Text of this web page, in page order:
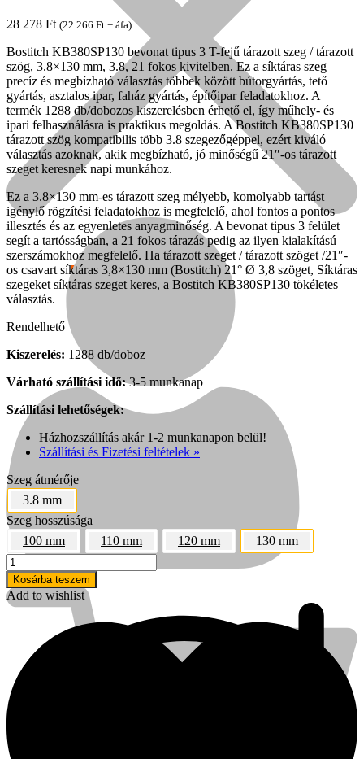
Népszerű!
Fiók
28 278 Ft (22 266 Ft + áfa)
Bostitch KB380SP130 bevonat tipus 3 T-fejű tárazott szeg / tárazott
szög, 3.8×130 mm, 3.8, 21 fokos kivitelben. Ez a síktáras szeg
precíz és megbízható választás többek között bútorgyártás, tető
gyártás, asztalos ipar, faház gyártás, építőipar feladatokhoz. A
termék 1288 db/dobozos kiszerelésben érhető el, így műhely- és
ipari felhasználásra is praktikus megoldás. A Bostitch KB380SP130
tárazott szög kompatibilis több 3.8 szegezőgéppel, ezért kiváló
választás azoknak, akik megbízható, jó minőségű 21″-os tárazott
szeget keresnek napi munkához.
Ez a 3.8×130 mm-es tárazott szeg mélyebb, komolyabb tartást
igénylő rögzítési feladatokhoz is megfelelő, ahol fontos a pontos
illesztés és az egyenletes anyagminőség. A bevonat tipus 3 felület
segít a tartósságban, a 21 fokos tárazás pedig az ilyen kialakítású
szerszámokhoz megfelelő. Ha tárazott szeget / tárazott szöget /21″-
os csavart síktáras 3,8×130 mm (Bostitch) 21° Ø 3,8 szöget, Síktáras
szegeket síktáras szeget keres, a Bostitch KB380SP130 tökéletes
választás.
Rendelhető
Kiszerelés: 1288 db/doboz
Várható szállítási idő:3-5 munkanap
Szállítási lehetőségek:
Házhozszállítás akár 1-2 munkanapon belül!
Szállítási és Fizetési feltételek »
Szeg átmérője
3.8 mm
Szeg hosszúsága
100 mm
110 mm 120 mm
130 mm
21"-
os
csavart
síktáras
(Bostitch)
tárazott
szeg
(1288
db)
mennyiség
Kosárba teszem
Add to wishlist